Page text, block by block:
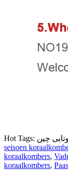
seisoen
koraalkombers,
koraalkombers,